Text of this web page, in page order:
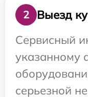
2
Выезд
Сервисный
указанному
серьезной